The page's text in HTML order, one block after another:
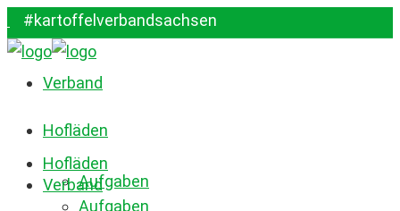
Verband
Aufgaben
#kartoffelverbandsachsen
Hofläden
Hofläden
Verband
Aufgaben